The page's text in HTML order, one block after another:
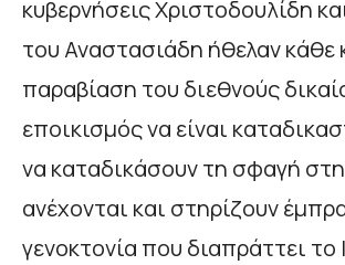
κυβερνήσεις Χριστοδουλίδη
του Αναστασιάδη ήθελαν κάθε
παραβίαση του διεθνούς
εποικισμός να είναι
να καταδικάσουν τη σφαγή
ανέχονται και στηρίζουν
γενοκτονία που διαπράττει το